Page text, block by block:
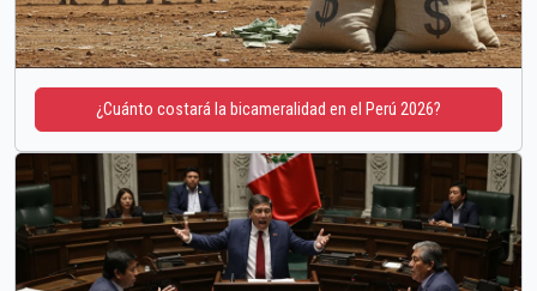
¿Cuánto costará la bicameralidad en el Perú 2026?